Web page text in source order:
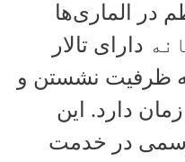
در الماری‌ها
دارای تالار
ظرفیت نشستن و
دارد. این
در خدمت